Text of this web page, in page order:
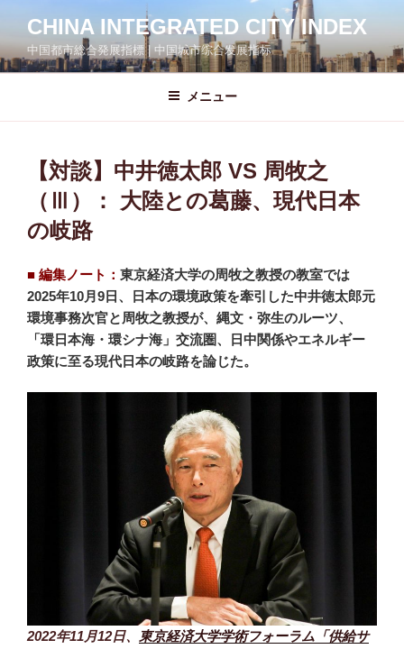
テ
ン
へ
CHINA INTEGRATED CITY INDEX
中国都市総合発展指標 | 中国城市综合发展指标
メニュー
【対談】中井徳太郎 VS 周牧之
（Ⅲ）： 大陸との葛藤、現代日本
の岐路
■ 編集ノート： 東京経済大学の周牧之教授の教室では
2025年10月9日、日本の環境政策を牽引した中井徳太郎元
環境事務次官と周牧之教授が、縄文・弥生のルーツ、
「環日本海・環シナ海」交流圏、日中関係やエネルギー
政策に至る現代日本の岐路を論じた。
2022年11月12日、
東京経済大学学術フォーラム「供給サ